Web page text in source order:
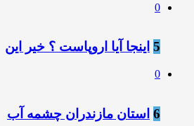
0
5 اینجا آیا اروپاست ؟ خیر این
0
6 استان مازندران چشمه آب